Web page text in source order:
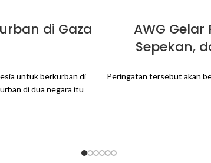
di Gaza
untuk berkurban di
di dua negara itu
AWG
Sepekan,
Peringatan tersebut akan